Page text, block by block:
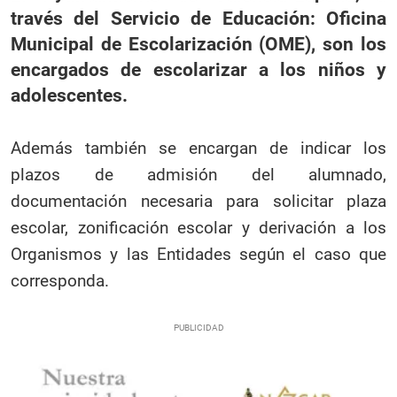
través del Servicio de Educación: Oficina
Municipal de Escolarización (OME), son los
encargados de escolarizar a los niños y
adolescentes.
Además también se encargan de indicar los
plazos de admisión del alumnado,
documentación necesaria para solicitar plaza
escolar, zonificación escolar y derivación a los
Organismos y las Entidades según el caso que
corresponda.